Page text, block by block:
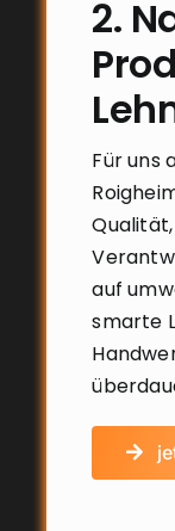
2.
Für uns
auf
smarte